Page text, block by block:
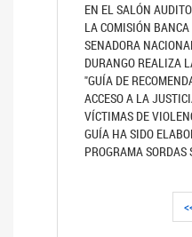
EN EL SALÓN
LA COMISIÓN
SENADORA
DURANGO REALIZA
"GUÍA DE
ACCESO A LA
VÍCTIMAS DE
GUÍA HA SIDO
PROGRAMA SORDAS